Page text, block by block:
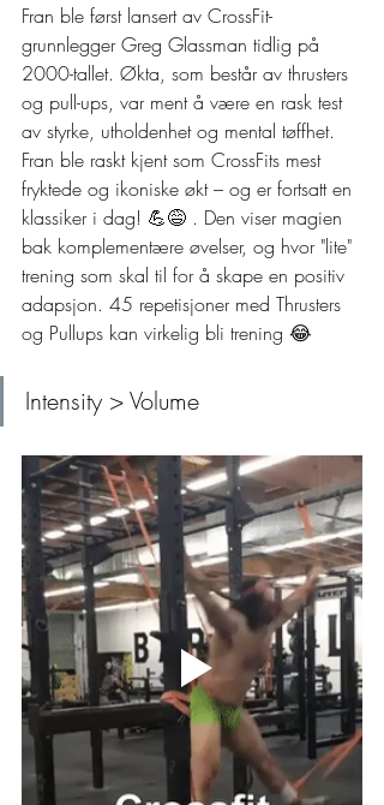
Fran ble først lansert av CrossFit-
grunnlegger Greg Glassman tidlig på
2000-tallet. Økta, som består av thrusters
og pull-ups, var ment å være en rask test
av styrke, utholdenhet og mental tøffhet.
Fran ble raskt kjent som CrossFits mest
fryktede og ikoniske økt – og er fortsatt en
klassiker i dag! 💪😅 . Den viser magien
bak komplementære øvelser, og hvor "lite"
trening som skal til for å skape en positiv
adapsjon. 45 repetisjoner med Thrusters
og Pullups kan virkelig bli trening 😂
Intensity > Volume